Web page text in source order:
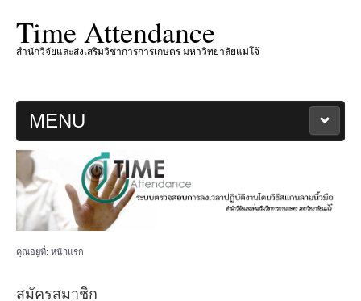
Time Attendance
สำนักวิจัยและส่งเสริมวิชาการการเกษตร มหาวิทยาลัยแม่โจ้
MENU
หน้าหลัก
เกี่ยวกับโครงการ
ปี 2567
แจ้งไม่ได้ลงเวลา
คุณอยู่ที่: หน้าแรก
สมัครสมาชิก